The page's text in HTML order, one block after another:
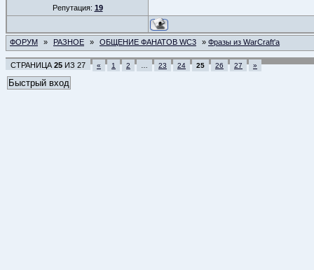
Репутация: 19
ФОРУМ » РАЗНОЕ » ОБЩЕНИЕ ФАНАТОВ WC3 » Фразы из WarCraft'a
СТРАНИЦА 25 ИЗ 27 « 1 2 23 24 25 26 27 »